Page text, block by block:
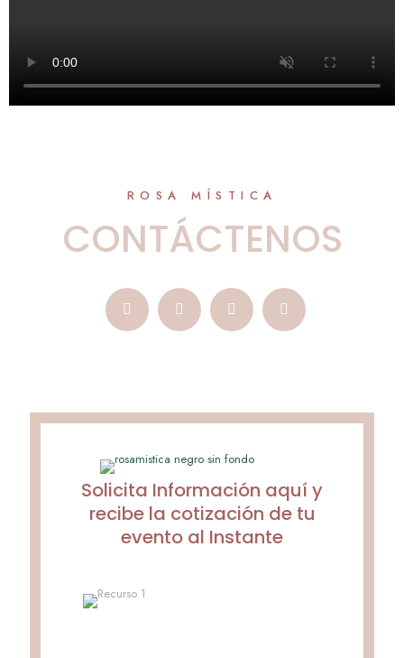
ROSA MÍSTICA
CONTÁCTENOS
Solicita Información aquí y
recibe la cotización de tu
evento al Instante